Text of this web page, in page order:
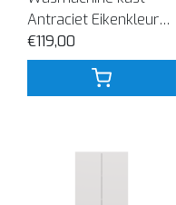
Antraciet Eikenkleur
DD
€119,00